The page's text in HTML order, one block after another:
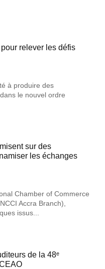
pour relever les défis
à produire des
le nouvel ordre
sur des
les échanges
Chamber of Commerce
Accra Branch),
issus...
de la 48ᵉ